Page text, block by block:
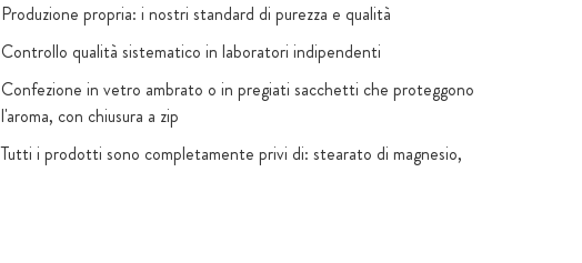
Produzione propria: i nostri standard di purezza e qualità
Controllo qualità sistematico in laboratori indipendenti
Confezione in vetro ambrato o in pregiati sacchetti che proteggono
l'aroma, con chiusura a zip
Tutti i prodotti sono completamente privi di: stearato di magnesio,